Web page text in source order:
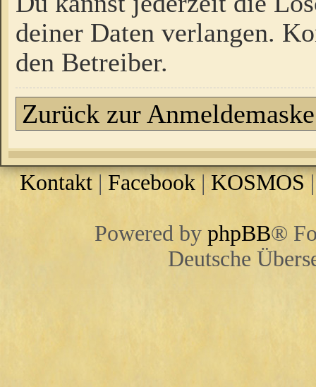
deiner Daten verlangen.
den Betreiber.
Zurück zur Anmeldemaske
Kontakt | Facebook| KOSMOS
Powered by phpBB®
Deutsche